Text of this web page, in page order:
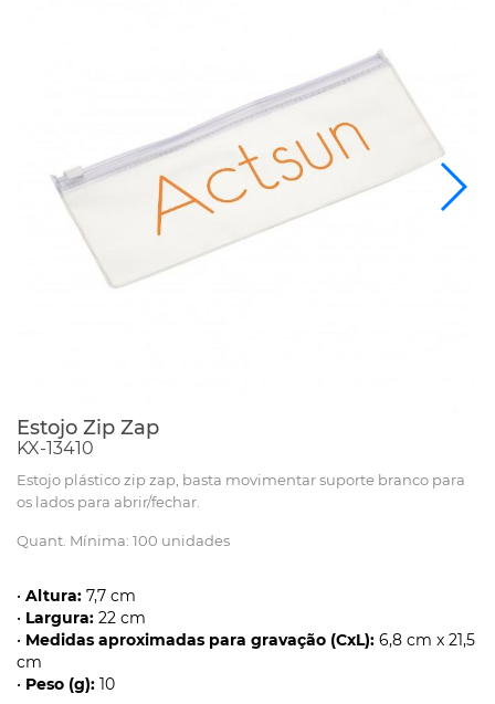
Estojo Zip Zap
KX-13410
Estojo plástico zip zap, basta movimentar suporte branco para
os lados para abrir/fechar.
Quant. Mínima: 100 unidades
• Altura: 7,7 cm
• Largura: 22 cm
• Medidas aproximadas para gravação (CxL): 6,8 cm x 21,5
cm
• Peso (g): 10